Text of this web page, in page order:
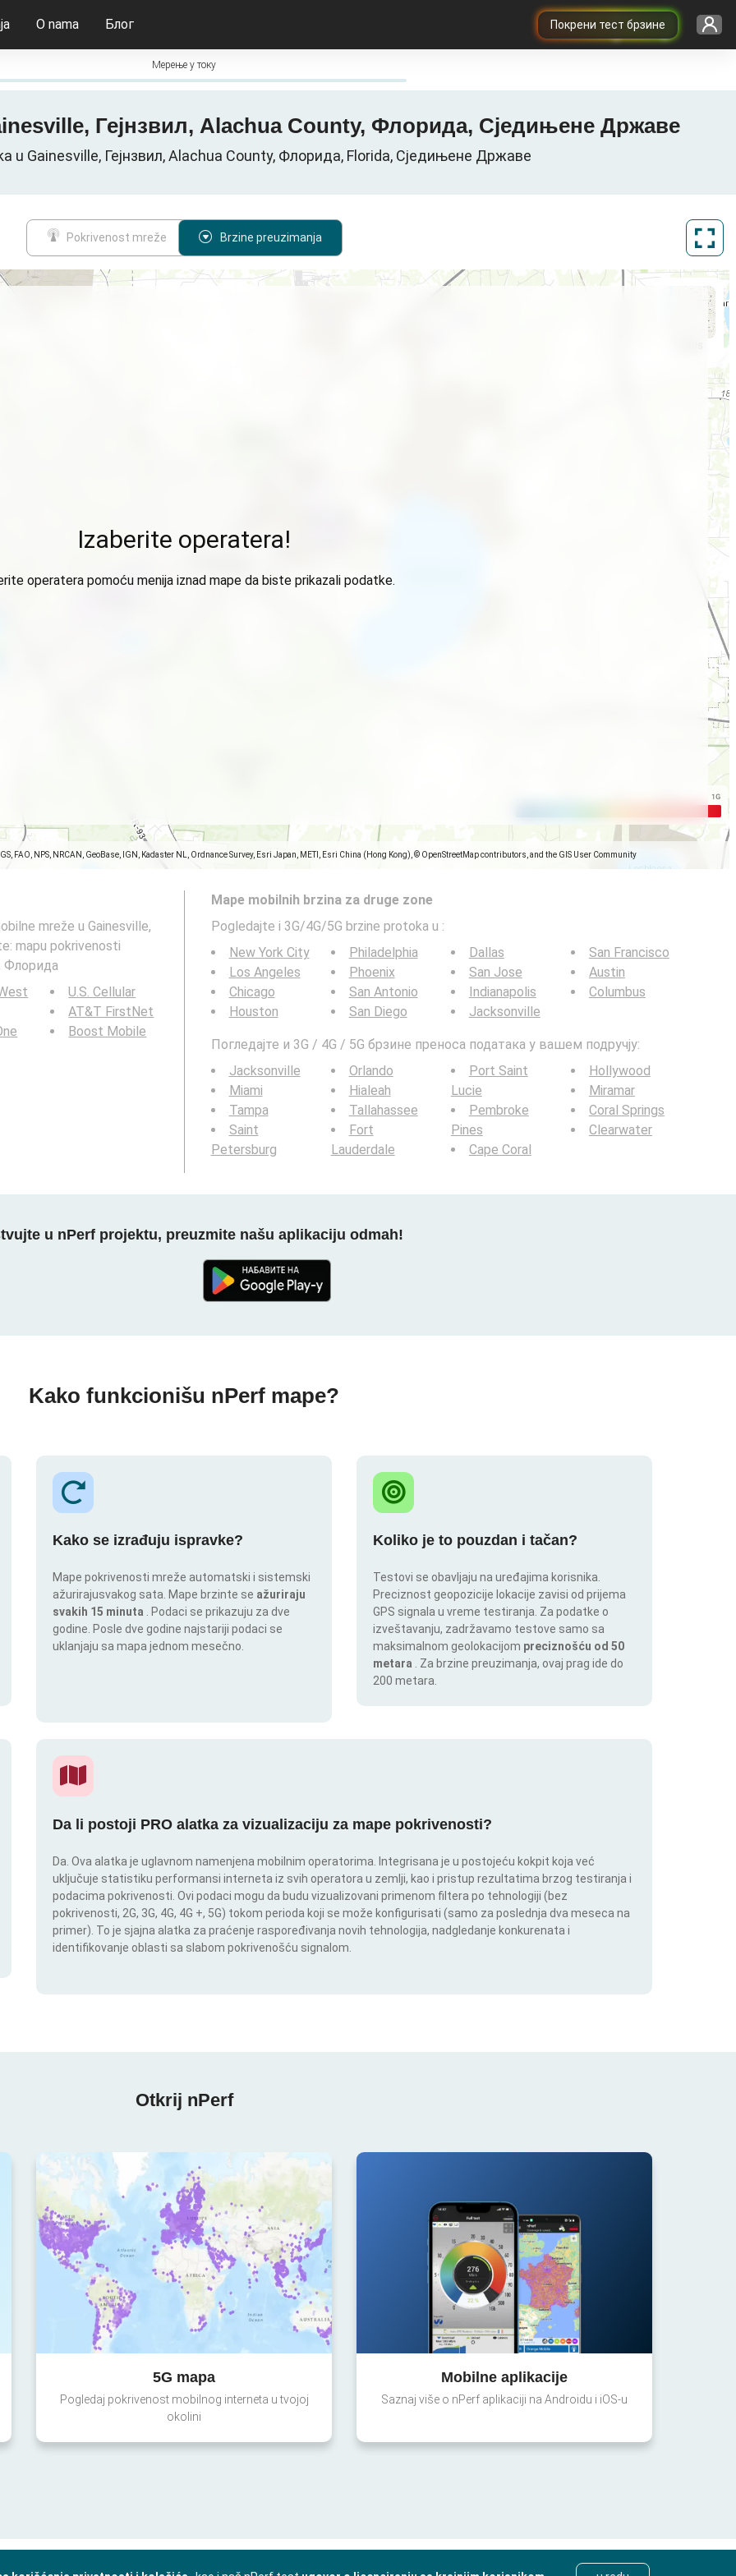
Покрени тест брзине
O nama Блог
Мерење у току
Гејнзвил, Alachua County, Флорида, Сједињене Државе
u Gainesville, Гејнзвил, Alachua County, Флорида, Florida, Сједињене Државе
Pokrivenost mreže Brzine preuzimanja
FAO, NPS, NRCAN, GeoBase, IGN, Kadaster NL, Ordnance Survey, Esri Japan, METI, Esri China (Hong Kong), © OpenStreetMap contributors, and the GIS User Community
Izaberite operatera!
operatera pomoću menija iznad mape da biste prikazali podatke.
mreže u Gainesville,
mapu pokrivenosti
Флорида
U.S. Cellular
AT&T FirstNet
Boost Mobile
Mape mobilnih brzina za druge zone
Pogledajte i 3G/4G/5G brzine protoka u :
New York City
Los Angeles
Chicago
Houston
Philadelphia
Phoenix
San Antonio
San Diego
Dallas
San Jose
Indianapolis
Jacksonville
San Francisco
Austin
Columbus
Погледајте и 3G / 4G / 5G брзине преноса података у вашем подручју:
Jacksonville
Miami
Tampa
Saint
Petersburg
Orlando
Hialeah
Tallahassee
Fort
Lauderdale
Port Saint
Lucie
Pembroke
Pines
Cape Coral
Hollywood
Miramar
Coral Springs
Clearwater
u nPerf projektu, preuzmite našu aplikaciju odmah!
Kako funkcionišu nPerf mape?
Kako se izrađuju ispravke?
Mape pokrivenosti mreže automatski i sistemski
ažurirajusvakog sata. Mape brzinte se ažuriraju
svakih 15 minuta
. Podaci se prikazuju za dve
godine. Posle dve godine najstariji podaci se
uklanjaju sa mapa jednom mesečno.
Koliko je to pouzdan i tačan?
Testovi se obavljaju na uređajima korisnika.
Preciznost geopozicije lokacije zavisi od prijema
GPS signala u vreme testiranja. Za podatke o
izveštavanju, zadržavamo testove samo sa
maksimalnom geolokacijom preciznošću od 50
metara
. Za brzine preuzimanja, ovaj prag ide do
200 metara.
Da li postoji PRO alatka za vizualizaciju za mape pokrivenosti?
Da. Ova alatka je uglavnom namenjena mobilnim operatorima. Integrisana je u postojeću kokpit koja već
uključuje statistiku performansi interneta iz svih operatora u zemlji, kao i pristup rezultatima brzog testiranja i
podacima pokrivenosti. Ovi podaci mogu da budu vizualizovani primenom filtera po tehnologiji (bez
pokrivenosti, 2G, 3G, 4G, 4G +, 5G) tokom perioda koji se može konfigurisati (samo za poslednja dva meseca na
primer). To je sjajna alatka za praćenje raspoređivanja novih tehnologija, nadgledanje konkurenata i
identifikovanje oblasti sa slabom pokrivenošću signalom.
Otkrij nPerf
5G mapa
Pogledaj pokrivenost mobilnog interneta u tvojoj
okolini
Mobilne aplikacije
Saznaj više o nPerf aplikaciji na Androidu i iOS-u